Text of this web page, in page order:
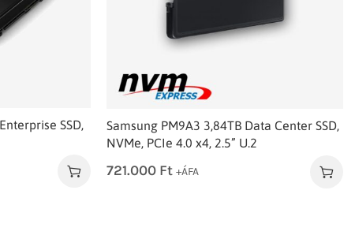
SSD,
Samsung PM9A3 3,84TB Data Center SSD,
NVMe, PCIe 4.0 x4, 2.5” U.2
721.000 Ft +ÁFA